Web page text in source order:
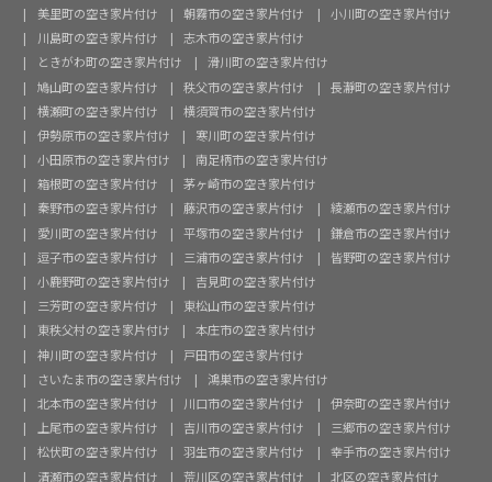
美里町の空き家片付け
朝霧市の空き家片付け
小川町の空き家片付け
川島町の空き家片付け
志木市の空き家片付け
ときがわ町の空き家片付け
滑川町の空き家片付け
鳩山町の空き家片付け
秩父市の空き家片付け
長瀞町の空き家片付け
横瀬町の空き家片付け
横須賀市の空き家片付け
伊勢原市の空き家片付け
寒川町の空き家片付け
小田原市の空き家片付け
南足柄市の空き家片付け
箱根町の空き家片付け
茅ヶ崎市の空き家片付け
秦野市の空き家片付け
藤沢市の空き家片付け
綾瀬市の空き家片付け
愛川町の空き家片付け
平塚市の空き家片付け
鎌倉市の空き家片付け
逗子市の空き家片付け
三浦市の空き家片付け
皆野町の空き家片付け
小鹿野町の空き家片付け
吉見町の空き家片付け
三芳町の空き家片付け
東松山市の空き家片付け
東秩父村の空き家片付け
本庄市の空き家片付け
神川町の空き家片付け
戸田市の空き家片付け
さいたま市の空き家片付け
鴻巣市の空き家片付け
北本市の空き家片付け
川口市の空き家片付け
伊奈町の空き家片付け
上尾市の空き家片付け
吉川市の空き家片付け
三郷市の空き家片付け
松伏町の空き家片付け
羽生市の空き家片付け
幸手市の空き家片付け
清瀬市の空き家片付け
荒川区の空き家片付け 北区の空き家片付け